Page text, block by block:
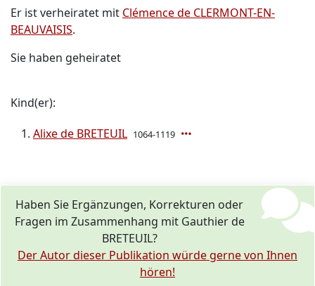
Er ist verheiratet mit Clémence de CLERMONT-EN-
BEAUVAISIS.
Sie haben geheiratet
Kind(er):
Alixe de BRETEUIL 1064-1119
Haben Sie Ergänzungen, Korrekturen oder
Fragen im Zusammenhang mit Gauthier de
BRETEUIL?
Der Autor dieser Publikation würde gerne von Ihnen
hören!